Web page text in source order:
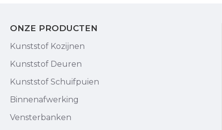
ONZE PRODUCTEN
Kunststof Kozijnen
Kunststof Deuren
Kunststof Schuifpuien
Binnenafwerking
Vensterbanken